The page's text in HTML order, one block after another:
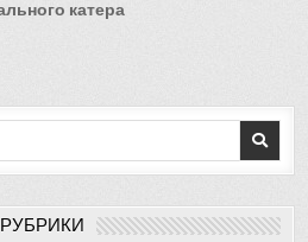
катера
РУБРИКИ